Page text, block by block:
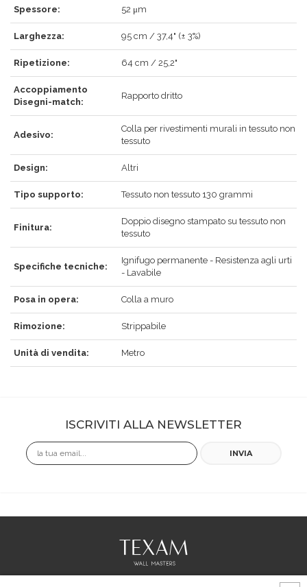
Spessore: 52 μm
Larghezza: 95 cm / 37,4" (± 3%)
Ripetizione: 64 cm / 25,2"
Accoppiamento
Disegni-match:
Rapporto dritto
Adesivo:
Colla per rivestimenti murali in tessuto non
tessuto
Design: Altri
Tipo supporto: Tessuto non tessuto 130 grammi
Finitura:
Doppio disegno stampato su tessuto non
tessuto
Specifiche tecniche:
Ignifugo permanente - Resistenza agli urti
- Lavabile
Posa in opera: Colla a muro
Rimozione: Strippabile
Unità di vendita: Metro
ISCRIVITI ALLA NEWSLETTER
Email INVIA
ACCEDI